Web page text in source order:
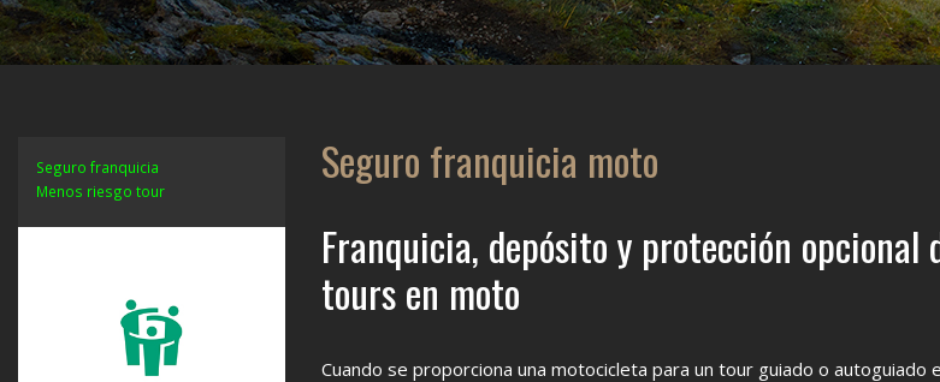
Seguro franquicia
Menos riesgo tour
Seguro franquicia moto
Franquicia, depósito y protección opcional
tours en moto
Cuando se proporciona una motocicleta para un tour guiado o autoguiado